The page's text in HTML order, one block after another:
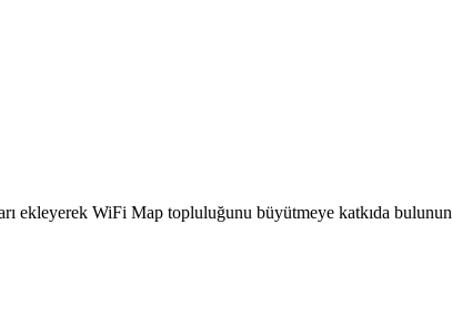
ekleyerek WiFi Map topluluğunu büyütmeye katkıda bulunun